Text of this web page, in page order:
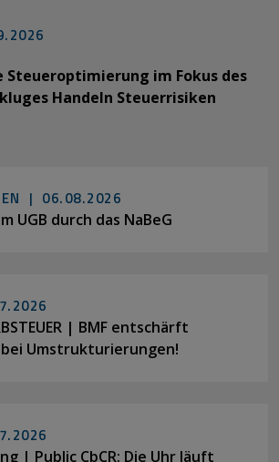
im Fokus des
Handeln Steuerrisiken
| 06.08.2026
UGB durch das NaBeG
| BMF entschärft
Umstrukturierungen!
| Public CbCR: Die Uhr läuft